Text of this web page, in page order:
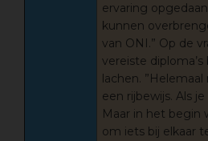
ervaring
kunnen
van ONI.” Op de
vereiste
lachen.
een rijbewijs. Als
Maar in het begin
om iets bij elkaar